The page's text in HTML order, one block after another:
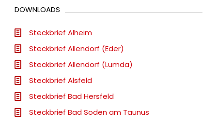
DOWNLOADS
Steckbrief Alheim
Steckbrief Allendorf (Eder)
Steckbrief Allendorf (Lumda)
Steckbrief Alsfeld
Steckbrief Bad Hersfeld
Steckbrief Bad Soden am Taunus